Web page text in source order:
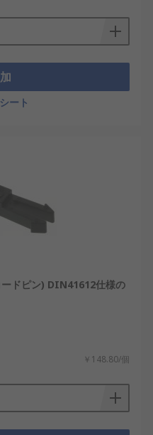
ート
ドピン) DIN41612仕様の
￥148.80/個